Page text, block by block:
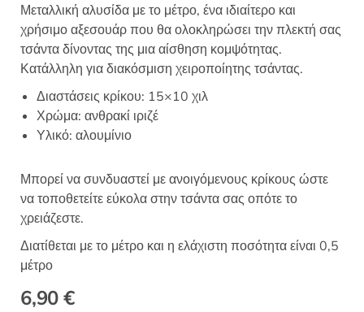
Μεταλλική αλυσίδα με το μέτρο, ένα ιδιαίτερο και
χρήσιμο αξεσουάρ που θα ολοκληρώσει την πλεκτή σας
τσάντα δίνοντας της μια αίσθηση κομψότητας.
Κατάλληλη για διακόσμιση χειροποίητης τσάντας.
Διαστάσεις κρίκου: 15×10 χιλ
Χρώμα: ανθρακί ιριζέ
Υλικό: αλουμίνιο
Μπορεί να συνδυαστεί με ανοιγόμενους κρίκους ώστε
να τοποθετείτε εύκολα στην τσάντα σας οπότε το
χρειάζεστε.
Διατίθεται με το μέτρο και η ελάχιστη ποσότητα είναι 0,5
μέτρο
6,90€